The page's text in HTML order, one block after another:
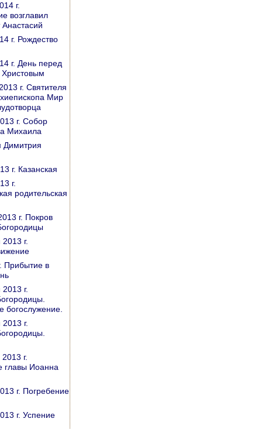
г.
возглавил
г. Рождество
г. День перед
г. Святителя
Мир
г. Собор
Михаила
Димитрия
г. Казанская
г.
родительская
г. Покров
г.
Прибытие в
г.
богослужение.
г.
г.
главы Иоанна
г. Погребение
г. Успение